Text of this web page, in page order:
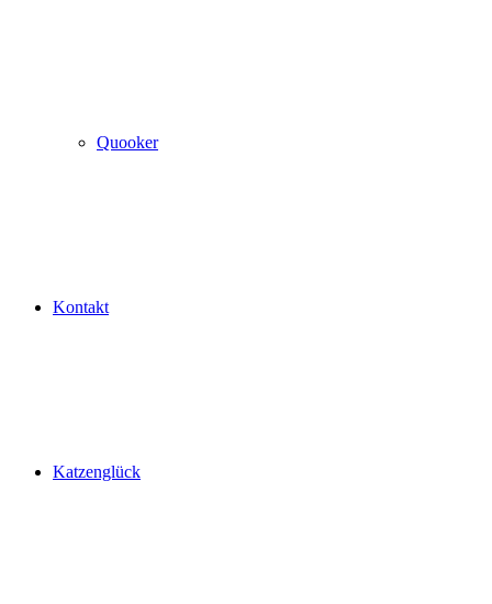
Quooker
Kontakt
Katzenglück